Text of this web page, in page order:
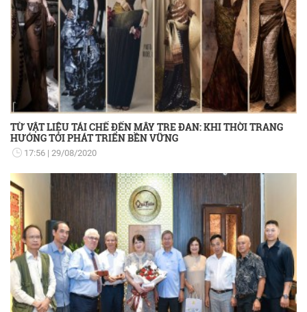
TỪ VẬT LIỆU TÁI CHẾ ĐẾN MÂY TRE ĐAN: KHI THỜI TRANG
HƯỚNG TỚI PHÁT TRIỂN BỀN VỮNG
17:56 29/08/2020